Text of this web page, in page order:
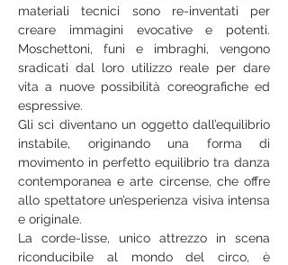
materiali tecnici sono re-inventati per
creare immagini evocative e potenti.
Moschettoni, funi e imbraghi, vengono
sradicati dal loro utilizzo reale per dare
vita a nuove possibilità coreografiche ed
espressive.
Gli sci diventano un oggetto dall’equilibrio
instabile, originando una forma di
movimento in perfetto equilibrio tra danza
contemporanea e arte circense, che offre
allo spettatore un’esperienza visiva intensa
e originale.
La corde-lisse, unico attrezzo in scena
riconducibile al mondo del circo, è